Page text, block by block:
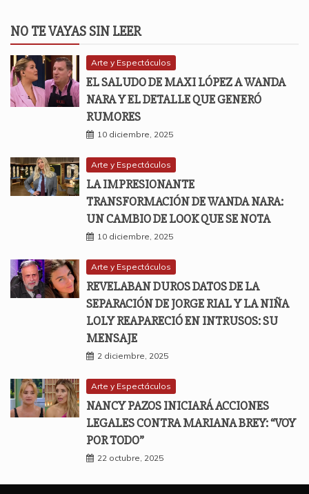
NO TE VAYAS SIN LEER
Arte y Espectáculos
EL SALUDO DE MAXI LÓPEZ A WANDA
NARA Y EL DETALLE QUE GENERÓ
RUMORES
10 diciembre, 2025
Arte y Espectáculos
LA IMPRESIONANTE
TRANSFORMACIÓN DE WANDA NARA:
UN CAMBIO DE LOOK QUE SE NOTA
10 diciembre, 2025
Arte y Espectáculos
REVELABAN DUROS DATOS DE LA
SEPARACIÓN DE JORGE RIAL Y LA NIÑA
LOLY REAPARECIÓ EN INTRUSOS: SU
MENSAJE
2 diciembre, 2025
Arte y Espectáculos
NANCY PAZOS INICIARÁ ACCIONES
LEGALES CONTRA MARIANA BREY: “VOY
POR TODO”
22 octubre, 2025